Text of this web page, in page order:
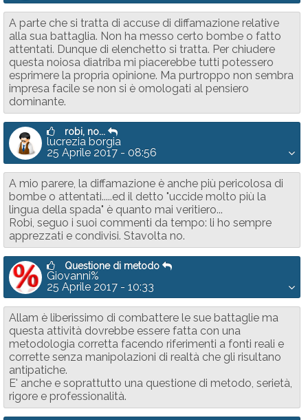
A parte che si tratta di accuse di diffamazione relative
alla sua battaglia. Non ha messo certo bombe o fatto
attentati. Dunque di elenchetto si tratta. Per chiudere
questa noiosa diatriba mi piacerebbe tutti potessero
esprimere la propria opinione. Ma purtroppo non sembra
impresa facile se non si è omologati al pensiero
dominante.
robi, no...
lucrezia borgia
25 Aprile 2017 - 08:56
A mio parere, la diffamazione è anche più pericolosa di
bombe o attentati.....ed il detto "uccide molto più la
lingua della spada" è quanto mai veritiero...
Robi, seguo i suoi commenti da tempo: li ho sempre
apprezzati e condivisi. Stavolta no.
Questione di metodo
Giovanni%
25 Aprile 2017 - 10:33
Allam è liberissimo di combattere le sue battaglie ma
questa attività dovrebbe essere fatta con una
metodologia corretta facendo riferimenti a fonti reali e
corrette senza manipolazioni di realtà che gli risultano
antipatiche.
E' anche e soprattutto una questione di metodo, serietà,
rigore e professionalità.